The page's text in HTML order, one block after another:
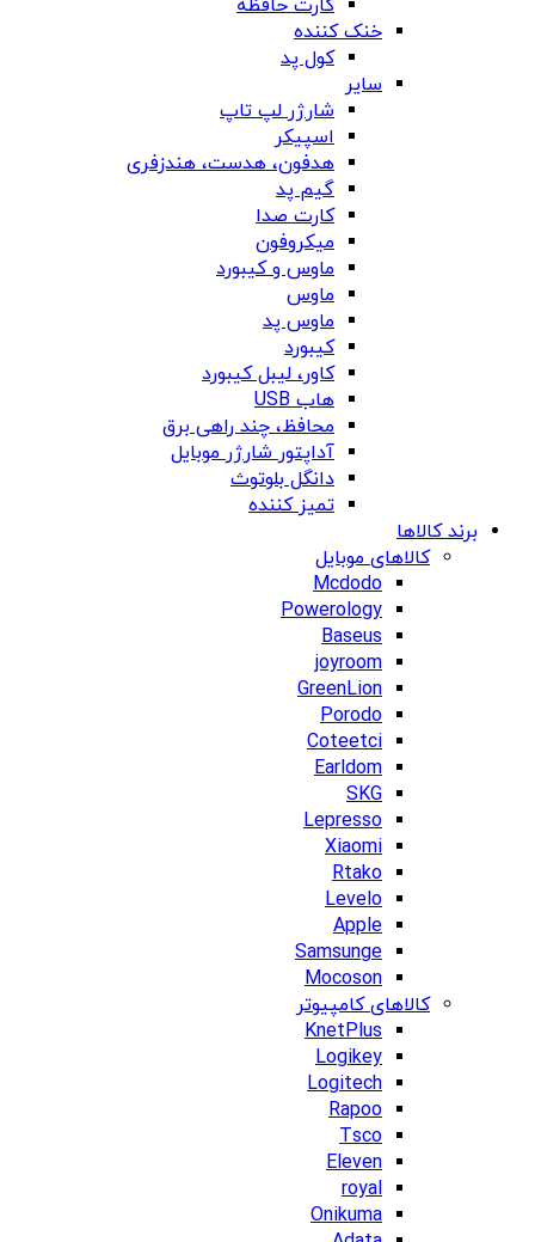
کارت حافظه
خنک کننده
کول پد
سایر
شارژر لپ تاپ
اسپیکر
هدفون، هدست، هندزفری
گیم پد
کارت صدا
میکروفون
ماوس و کیبورد
ماوس
ماوس پد
کیبورد
کاور، لیبل کیبورد
هاب USB
محافظ، چند راهی برق
آداپتور شارژر موبایل
دانگل بلوتوث
تمیز کننده
برند کالاها
کالاهای موبایل
Mcdodo
Powerology
Baseus
joyroom
GreenLion
Porodo
Coteetci
Earldom
SKG
Lepresso
Xiaomi
Rtako
Levelo
Apple
Samsunge
Mocoson
کالاهای کامپیوتر
KnetPlus
Logikey
Logitech
Rapoo
Tsco
Eleven
royal
Onikuma